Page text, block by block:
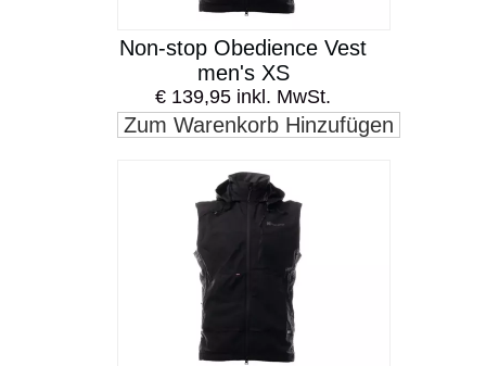
Non-stop Obedience Vest
men's XS
€ 139,95 inkl. MwSt.
Zum Warenkorb Hinzufügen